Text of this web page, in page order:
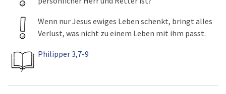
Wenn nur Jesus ewiges Leben schenkt, bringt alles
Verlust, was nicht zu einem Leben mit ihm passt.
Philipper 3,7-9